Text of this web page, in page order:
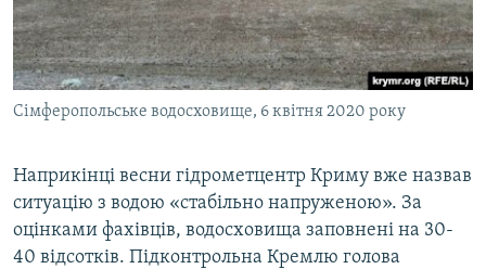
Сімферопольське водосховище, 6 квітня 2020 року
Наприкінці весни гідрометцентр Криму вже назвав
ситуацію з водою «стабільно напруженою». За
оцінками фахівців, водосховища заповнені на 30-
40 відсотків. Підконтрольна Кремлю голова